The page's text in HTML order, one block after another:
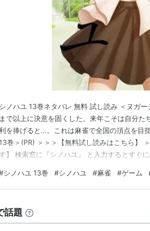
シノハユ 13巻ネタバレ 無料 試し読み ＜ヌガ
まで以上に決意を固くした。来年こそは自分
を捧げると…。これは麻雀で全国の頂点を目
13巻＞(PR) ＞＞＞【無料試し読みはこちら】
】 検索窓に『シノハユ』 と入力するとすぐに
シノハユ 13巻 #シノハユ #麻雀 #ゲーム
話題